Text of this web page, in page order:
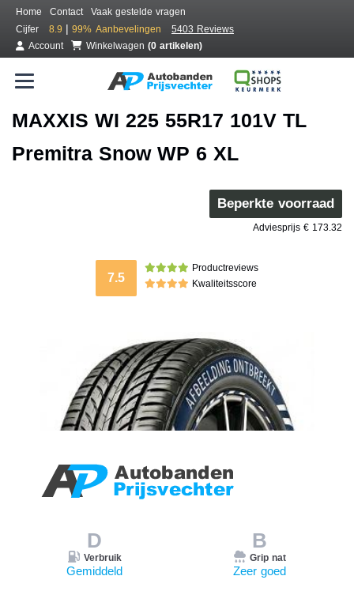
Home Contact
Vaak gestelde vragen
Cijfer
8.9 | 99% Aanbevelingen
5403 Reviews
Account
Winkelwagen (0 artikelen)
MAXXIS WI 225 55R17 101V TL
Premitra Snow WP 6 XL
Beperkte voorraad
Adviesprijs € 173.32
7.5
Productreviews
Kwaliteitsscore
D
Verbruik
Gemiddeld
B
Grip nat
Zeer goed